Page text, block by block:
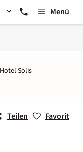
Menü
Hotel Solis
Teilen Favorit